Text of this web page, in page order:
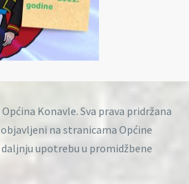
Konavle. Sva prava pridržana
na stranicama Općine
upotrebu u promidžbene